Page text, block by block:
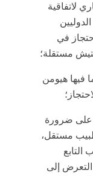
لاتفاقية
في
مستقلة؛
فيها هيومن
على ضرورة
مستقل،
التعرض إلى